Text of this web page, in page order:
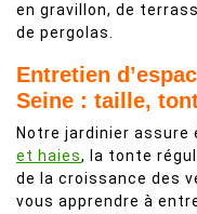
en gravillon, de
de pergolas.
Entretien
Seine : taille,
Notre jardinier assure
et haies, la tonte
de la croissance des
vous apprendre à